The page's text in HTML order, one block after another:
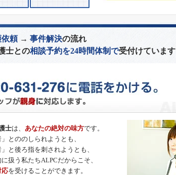
頼→事件解決の流れ
士との相談予約を24時間体制で受付けています
士は、 あなたの絶対の味方です。
とののしられようとも、
と後ろ指を刺されようとも、
扱う私たちALPCだからこそ、
応を受けることができます。